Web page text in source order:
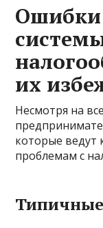
Ошибки
их
Несмотря на
которые ведут
проблемам с